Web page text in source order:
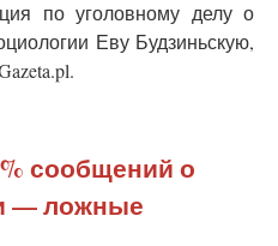
по уголовному делу о
Еву Будзиньскую,
сообщений о
— ложные